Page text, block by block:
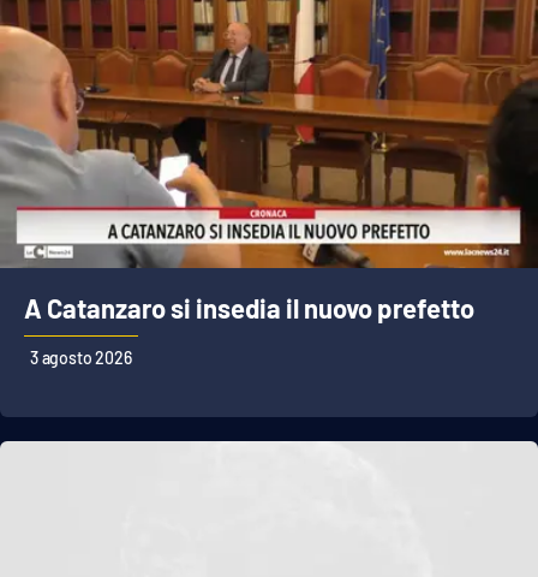
A Catanzaro si insedia il nuovo prefetto
3 agosto 2026